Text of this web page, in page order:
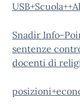
Snadir Info-
sentenze
docenti di